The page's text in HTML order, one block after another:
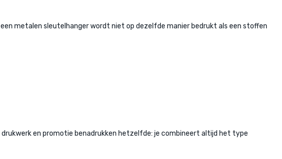
metalen sleutelhanger wordt niet op dezelfde manier bedrukt als een stoffen
en promotie benadrukken hetzelfde: je combineert altijd het type